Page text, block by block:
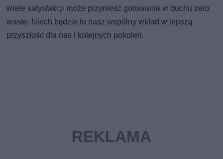
wiele satysfakcji może przynieść gotowanie w duchu zero
waste. Niech będzie to nasz wspólny wkład w lepszą
przyszłość dla nas i kolejnych pokoleń.